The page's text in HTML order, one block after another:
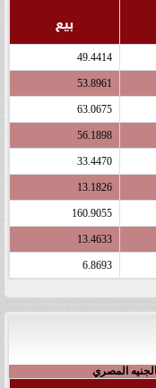
بيع
49.4414
53.8961
63.0675
56.1898
33.4470
13.1826
160.9055
13.4633
6.8693
المصري